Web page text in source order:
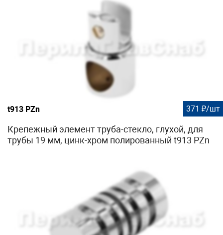
t913 PZn 371 ₽/шт
Крепежный элемент труба-стекло, глухой, для
трубы 19 мм, цинк-хром полированный t913 PZn